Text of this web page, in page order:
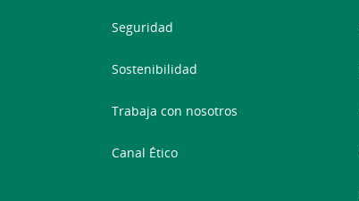
Seguridad
Sostenibilidad
Trabaja con nosotros
Canal Ético